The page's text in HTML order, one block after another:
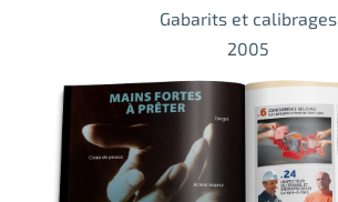
Gabarits et calibrages
2005